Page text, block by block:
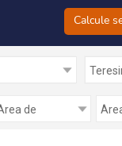
Calcule